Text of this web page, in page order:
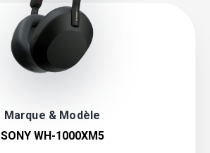
Marque & Modèle
SONY WH-1000XM5